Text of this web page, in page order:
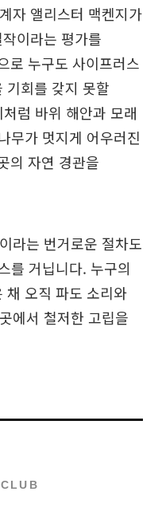
자 앨리스터 맥켄지가
이라는 평가를
로 누구도 사이프러스
기회를 갖지 못할
럼 바위 해안과 모래
무가 멋지게 어우러진
의 자연 경관을
라는 번거로운 절차도
를 거닙니다. 누구의
채 오직 파도 소리와
에서 철저한 고립을